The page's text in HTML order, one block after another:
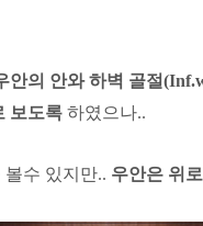
안의 안와 하벽 골절
보도록 하였으나..
수 있지만.. 우안은 위